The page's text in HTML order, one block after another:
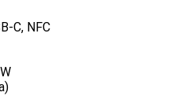
C, NFC